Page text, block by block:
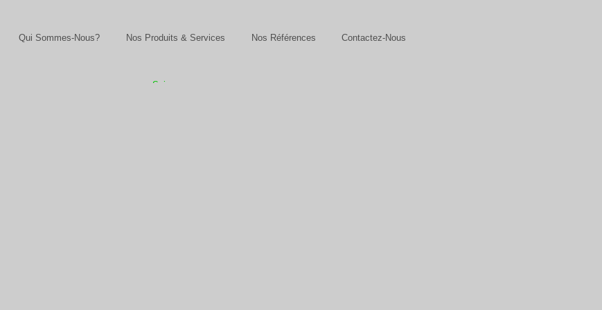
Qui Sommes-Nous? Nos Produits & Services Nos Références Contactez-Nous
Suivez-